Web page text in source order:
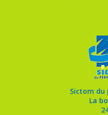
Sictom du
La